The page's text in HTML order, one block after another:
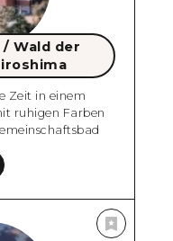
Wald der
Zeit in einem
ruhigen Farben